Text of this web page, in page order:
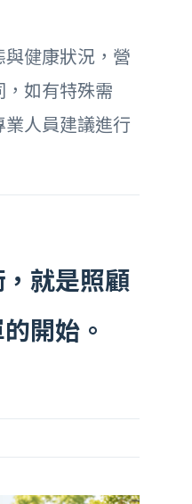
健康狀況，營
如有特殊需
人員建議進行
就是照顧
開始。